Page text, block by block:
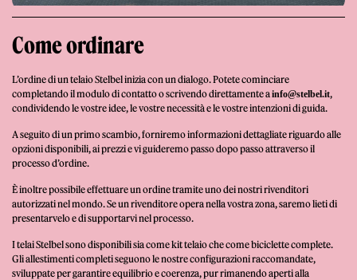
Stelbel un marchio registrato di Cicli Corsa S.r.l.
Come ordinare
L’ordine di un telaio Stelbel inizia con un dialogo. Potete cominciare
completando il modulo di contatto o scrivendo direttamente ainfo@stelbel.it,
condividendo le vostre idee, le vostre necessità e le vostre intenzioni di guida.
A seguito di un primo scambio, forniremo informazioni dettagliate riguardo alle
opzioni disponibili, ai prezzi e vi guideremo passo dopo passo attraverso il
processo d’ordine.
È inoltre possibile effettuare un ordine tramite uno dei nostri rivenditori
autorizzati nel mondo. Se un rivenditore opera nella vostra zona, saremo lieti di
presentarvelo e di supportarvi nel processo.
I telai Stelbel sono disponibili sia come kit telaio che come biciclette complete.
Gli allestimenti completi seguono le nostre configurazioni raccomandate,
sviluppate per garantire equilibrio e coerenza, pur rimanendo aperti alla